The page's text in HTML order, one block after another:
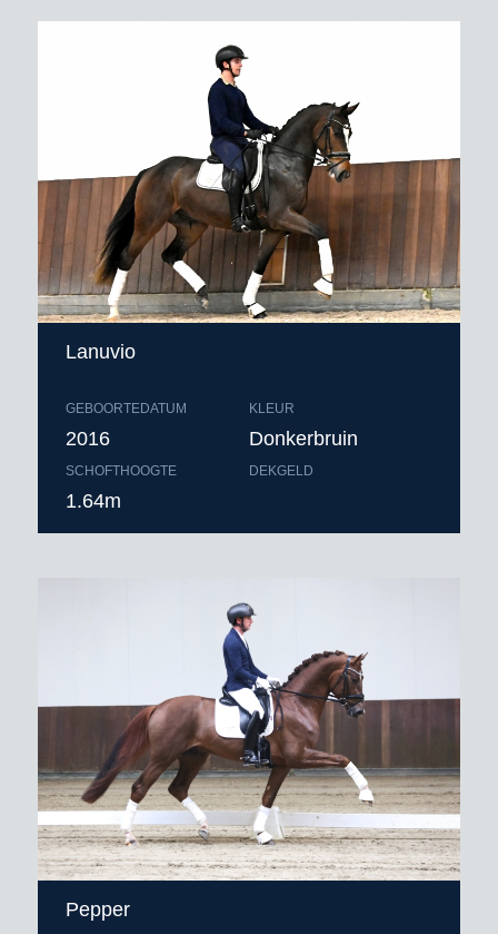
Lanuvio
GEBOORTEDATUM
2016
SCHOFTHOOGTE
1.64m
KLEUR
Donkerbruin
DEKGELD
Pepper